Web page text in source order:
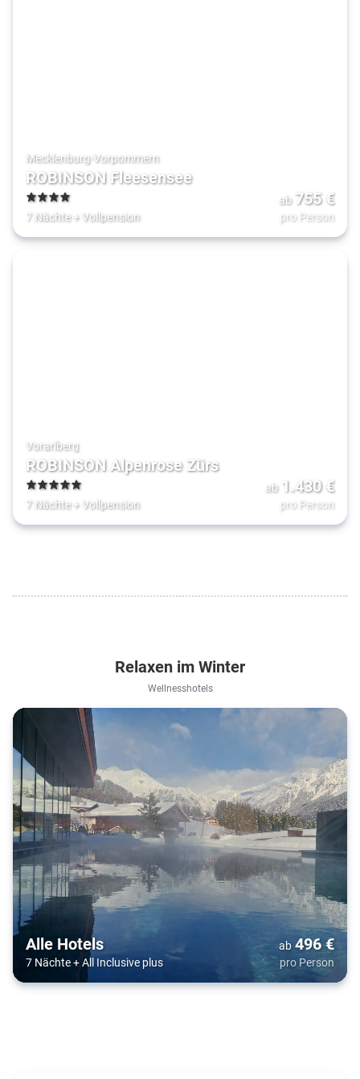
Mecklenburg-Vorpommern
ROBINSON Fleesensee
4
7 Nächte+ Vollpension
ab 755€
pro Person
Vorarlberg
ROBINSON Alpenrose Zürs
5
7 Nächte+ Vollpension
ab 1.430€
pro Person
Relaxen im Winter
Wellnesshotels
Alle Hotels
7 Nächte+All Inclusive plus
ab 496€
pro Person